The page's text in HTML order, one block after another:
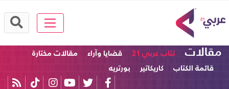
مقالات كتاب عربي 21 قضايا وآراء
مقالات مختارة
قائمة الكتاب
كاريكاتير بورتريه